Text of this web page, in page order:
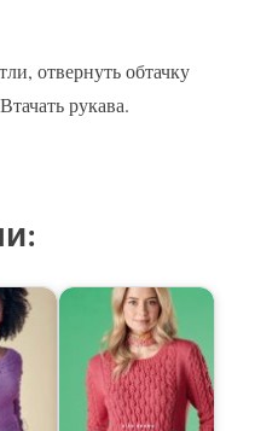
отвернуть обтачку
рукава.